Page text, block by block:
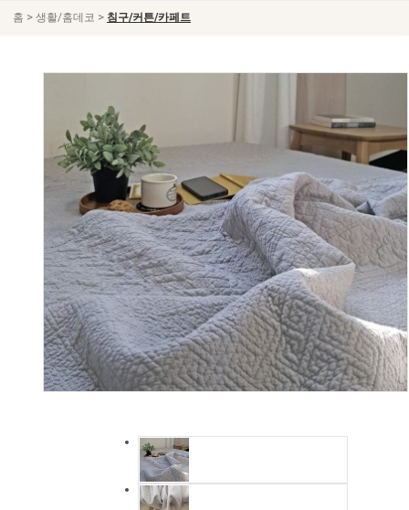
홈 > 생활/홈데코 > 침구/커튼/카페트